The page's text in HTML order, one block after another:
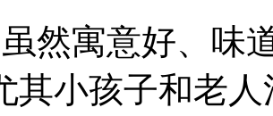
然寓意好、味
其小孩子和老